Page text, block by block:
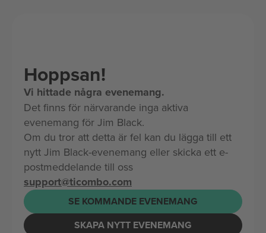
Hoppsan!
Vi hittade några evenemang.
Det finns för närvarande inga aktiva
evenemang för Jim Black.
Om du tror att detta är fel kan du lägga till ett
nytt Jim Black-evenemang eller skicka ett e-
postmeddelande till oss
support@ticombo.com
SE KOMMANDE EVENEMANG
SKAPA NYTT EVENEMANG